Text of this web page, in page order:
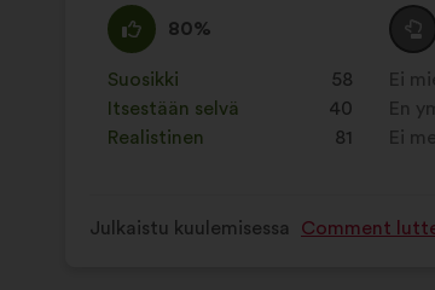
samaa
mieltä
:
80%
Tätä
ehdotusta
on
luonnehdittu
seuraavasti:
Suosikki
: 58
kertaa
Itsestään selvä
40
kertaa
Realistinen
: 81
kertaa
tyhjää
:
Tätä
on
Ei
:
En
:
Ei
:
Julkaistu kuulemisessa Comment